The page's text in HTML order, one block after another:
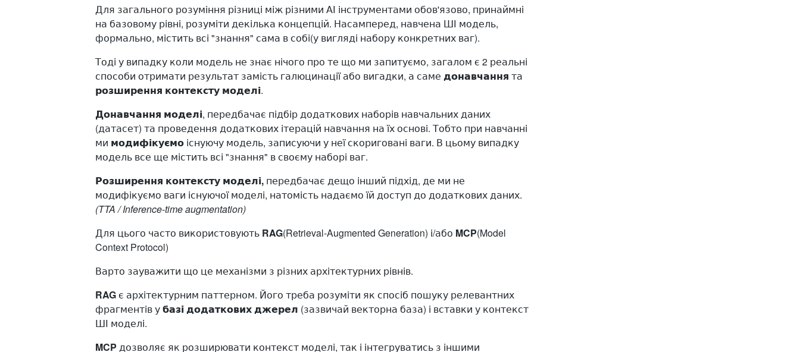
Для загального розуміння різниці між різними АІ інструментами обов'язово, принаймні
на базовому рівні, розуміти декілька концепцій. Насамперед, навчена ШІ модель,
формально, містить всі "знання" сама в собі(у вигляді набору конкретних ваг).
Тоді у випадку коли модель не знає нічого про те що ми запитуємо, загалом є 2 реальні
способи отримати результат замість галюцинації або вигадки, а саме донавчання та
розширення контексту моделі.
Донавчання моделі​, передбачає підбір додаткових наборів навчальних даних
(датасет) та проведення додаткових ітерацій навчання на їх основі. Тобто при навчанні
ми модифікуємо існуючу модель, записуючи у неї скориговані ваги. В цьому випадку
модель все ще містить всі "знання" в своєму наборі ваг.
Розширення контексту моделі, передбачає дещо інший підхід, де ми не
модифікуємо ваги існуючої моделі, натомість надаємо їй доступ до додаткових даних.
(TTA / Inference-time augmentation)
Для цього часто використовують ​ RAG​(Retrieval-Augmented Generation) і/або ​ MCP(Model
Context Protocol)
Варто зауважити що це механізми з різних архітектурних рівнів.
RAG є архітектурним паттерном. Його треба розуміти як спосіб пошуку релевантних
фрагментів убазі додаткових джерел (зазвичай векторна база) і вставки у контекст
ШІ моделі.
MCP дозволяє як розширювати контекст моделі, так і інтегруватись з іншими